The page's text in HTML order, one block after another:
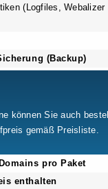
(Logfiles, Webalizer
(Backup)
können Sie auch
gemäß Preisliste.
pro Paket
enthalten